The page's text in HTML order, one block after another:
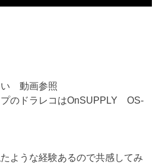
い 動画参照
のドラレコはOnSUPPLY OS-
ような経験あるので共感してみ